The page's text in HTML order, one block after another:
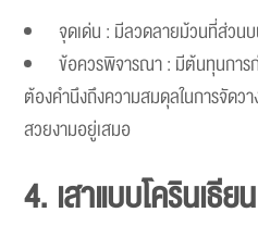
จุดเด่น : มีลวดลายม้วนที่ส่วน
ข้อควรพิจารณา : มีต้นทุนการ
ต้องคำนึงถึงความสมดุลในการจัดว
สวยงามอยู่เสมอ
4. เสาแบบโครินเธี